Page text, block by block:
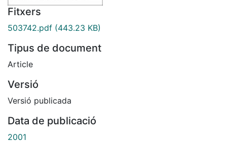
Fitxers
503742.pdf (443.23 KB)
Tipus de document
Article
Versió
Versió publicada
Data de publicació
2001